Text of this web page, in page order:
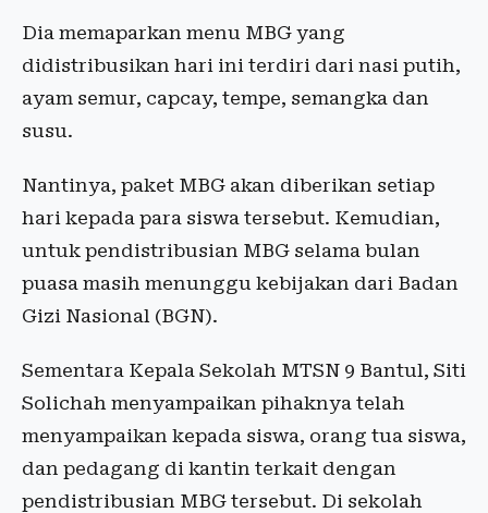
Dia memaparkan menu MBG yang
didistribusikan hari ini terdiri dari nasi putih,
ayam semur, capcay, tempe, semangka dan
susu.
Nantinya, paket MBG akan diberikan setiap
hari kepada para siswa tersebut. Kemudian,
untuk pendistribusian MBG selama bulan
puasa masih menunggu kebijakan dari Badan
Gizi Nasional (BGN).
Sementara Kepala Sekolah MTSN 9 Bantul, Siti
Solichah menyampaikan pihaknya telah
menyampaikan kepada siswa, orang tua siswa,
dan pedagang di kantin terkait dengan
pendistribusian MBG tersebut. Di sekolah